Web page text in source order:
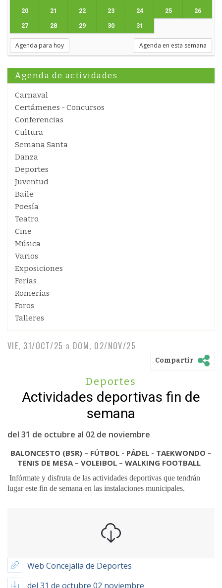
20 21 22 23 24 25 26
27 28 29 30 31
Agenda para hoy Agenda en esta semana
Agenda de actividades
Carnaval
Certámenes - Concursos
Conferencias
Cultura
Semana Santa
Danza
Deportes
Juventud
Baile
Poesía
Teatro
Cine
Música
Varios
Exposiciones
Ferias
Romerías
Foros
Talleres
VIE, 31/OCT/25 a DOM, 02/NOV/25
Compartir
Deportes
Actividades deportivas fin de
semana
del 31 de octubre al 02 de noviembre
BALONCESTO (BSR) – FÚTBOL - PÁDEL - TAEKWONDO –
TENIS DE MESA – VOLEIBOL – WALKING FOOTBALL
Infórmate y disfruta de las actividades deportivas que tendrán
lugar este fin de semana en las instalaciones municipales.
Web Concejalía de Deportes
del 31 de octubre 02 noviembre